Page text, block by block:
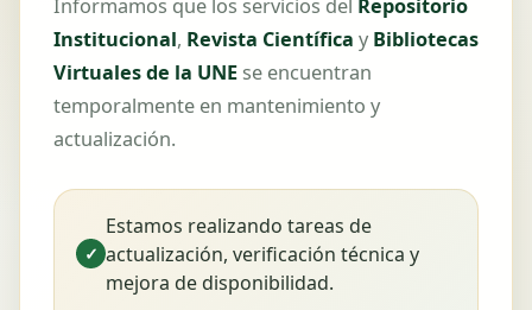
Informamos que los servicios del Repositorio
Institucional, Revista Científica y Bibliotecas
Virtuales de la UNE se encuentran
temporalmente en mantenimiento y
actualización.
✓
Estamos realizando tareas de
actualización, verificación técnica y
mejora de disponibilidad.